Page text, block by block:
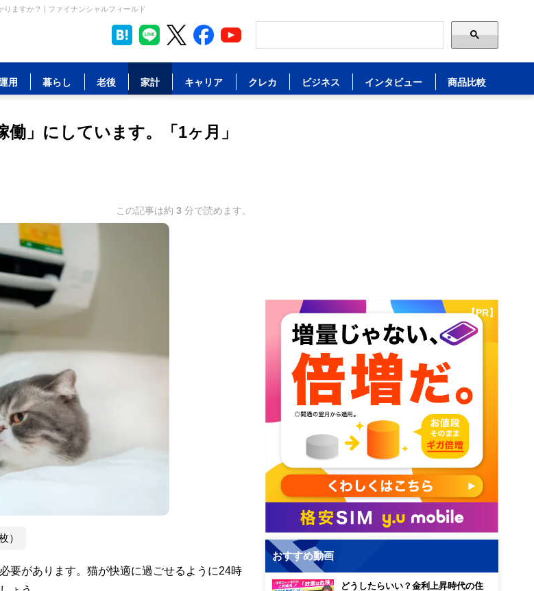
ますか？ | ファイナンシャルフィールド
用 暮らし 老後 家計 キャリア クレカ ビジネス インタビュー 商品比較
」にしています。「1ヶ月」
この記事は約 3 分で読めます。
）
要があります。猫が快適に過ごせるように24時
【PR】
おすすめ動画
どうしたらいい？金利上昇時代の住